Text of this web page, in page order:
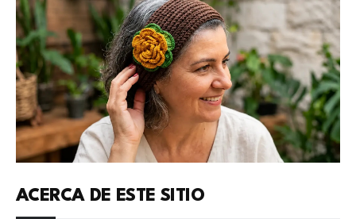
ACERCA DE ESTE SITIO